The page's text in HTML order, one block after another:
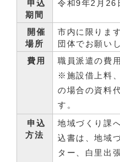
申込
期間
令和9年2月26
開催
場所
市内に限りま
団体でお願い
費用
職員派遣の費
※施設借上料
の場合の資料
す。
申込
方法
地域づくり課
込書は、地域
ター、白里出